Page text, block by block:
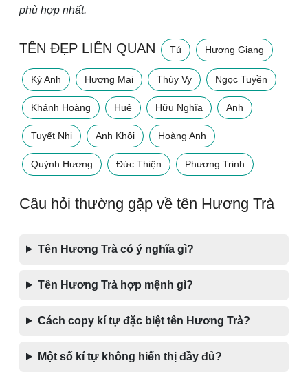
phù hợp nhất.
TÊN ĐẸP LIÊN QUAN Tú Hương Giang
Kỳ Anh Hương Mai Thúy Vy Ngọc Tuyền
Khánh Hoàng Huệ Hữu Nghĩa Anh
Tuyết Nhi Anh Khôi Hoàng Anh
Quỳnh Hương Đức Thiện Phương Trinh
Câu hỏi thường gặp về tên Hương Trà
Tên Hương Trà có ý nghĩa gì?
Tên Hương Trà hợp mệnh gì?
Cách copy kí tự đặc biệt tên Hương Trà?
Một số kí tự không hiển thị đầy đủ?